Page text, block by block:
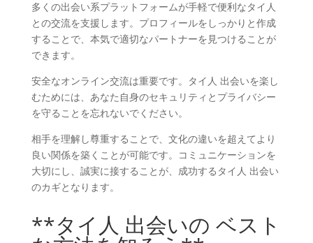
多くの出会い系プラットフォームが手軽で便利なタイ人
との交流を支援します。プロフィールをしっかりと作成
することで、本気で適切なパートナーを見つけることが
できます。
安全なオンライン交流は重要です。タイ人 出会いを楽し
むためには、あなた自身のセキュリティとプライバシー
を守ることを忘れないでください。
相手を理解し尊重することで、文化の違いを超えてより
良い関係を築くことが可能です。コミュニケーションを
大切にし、誠実に接することが、成功するタイ人 出会い
のカギとなります。
**タイ人 出会いの ベスト